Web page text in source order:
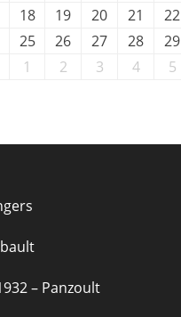
18 19 20 21 22
25 26 27 28 29
1 2 3 4 5
– Panzoult